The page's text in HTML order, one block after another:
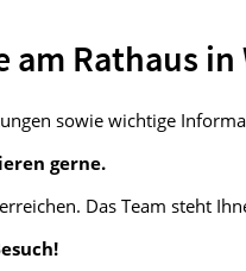
Rathaus in
sowie wichtige
gerne.
erreichen. Das Team steht